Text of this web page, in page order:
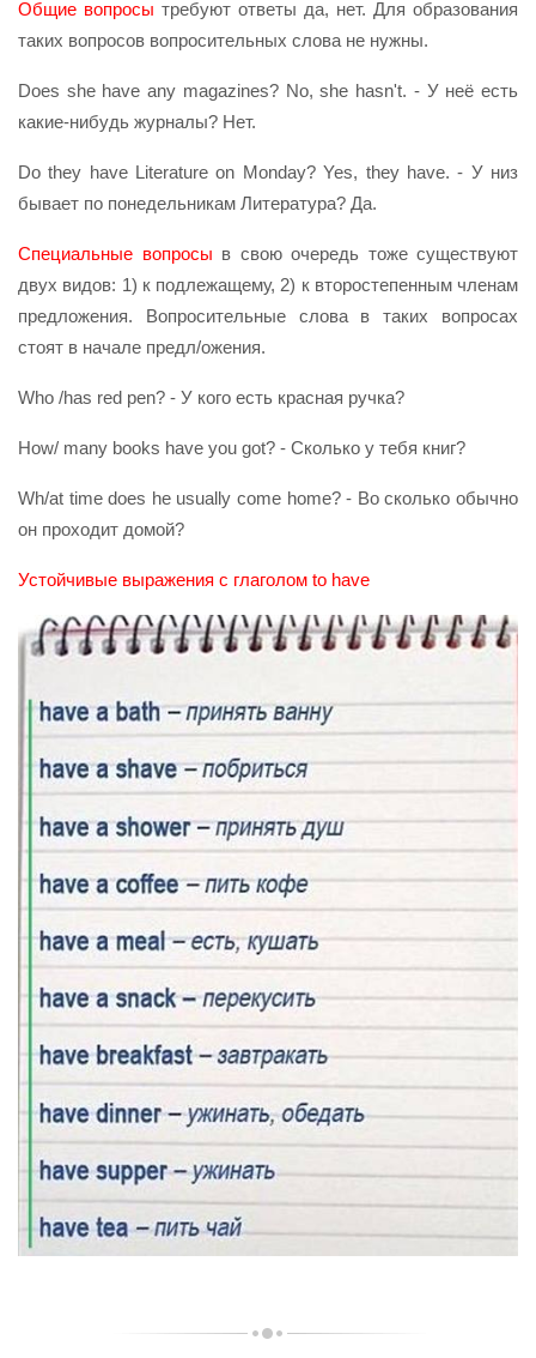
Общие вопросы требуют ответы да, нет. Для образования
таких вопросов вопросительных слова не нужны.
Does she have any magazines? No, she hasn't. - У неё есть
какие-нибудь журналы? Нет.
Do they have Literature on Monday? Yes, they have. - У низ
бывает по понедельникам Литература? Да.
Специальные вопросы в свою очередь тоже существуют
двух видов: 1) к подлежащему, 2) к второстепенным членам
предложения. Вопросительные слова в таких вопросах
стоят в начале предл/ожения.
Who /has red pen? - У кого есть красная ручка?
How/ many books have you got? - Сколько у тебя книг?
Wh/at time does he usually come home? - Во сколько обычно
он проходит домой?
Устойчивые выражения с глаголом to have